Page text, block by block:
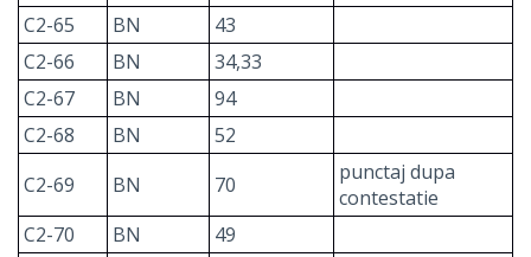
C2-65
BN
43
C2-66
BN
34,33
C2-67
BN
94
C2-68
BN
52
C2-69
BN 70
punctaj dupa
contestatie
C2-70
BN
49